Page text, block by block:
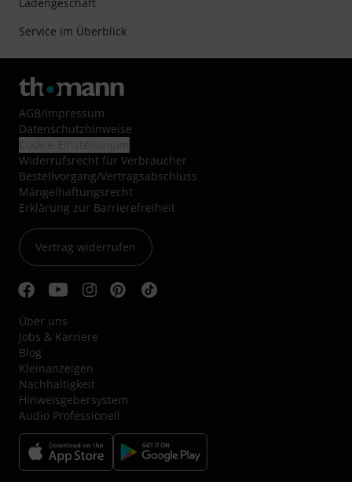
Service im Überblick
AGB/Impressum
Datenschutzhinweise
Widerrufsrecht für Verbraucher
Bestellvorgang/Vertragsabschluss
Mängelhaftungsrecht
Erklärung zur Barrierefreiheit
Vertrag widerrufen
Über uns
Jobs & Karriere
Blog
Kleinanzeigen
Nachhaltigkeit
Hinweisgebersystem
Audio Professionell